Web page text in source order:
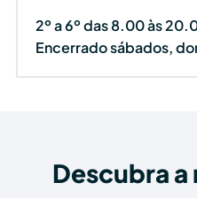
2º a 6º das 8.00 às
Encerrado sábados,
Descubra a